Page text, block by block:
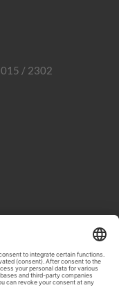
/ 2302